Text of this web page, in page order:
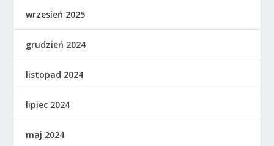
wrzesień 2025
grudzień 2024
listopad 2024
lipiec 2024
maj 2024